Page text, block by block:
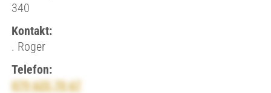
340
Kontakt:
. Roger
Telefon:
079 625 70 67